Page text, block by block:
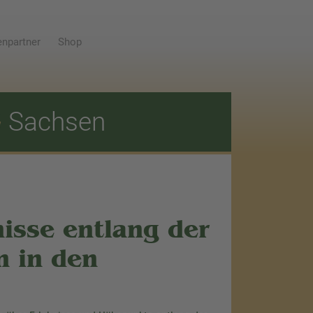
Shop
Sachsen
entlang der
in den